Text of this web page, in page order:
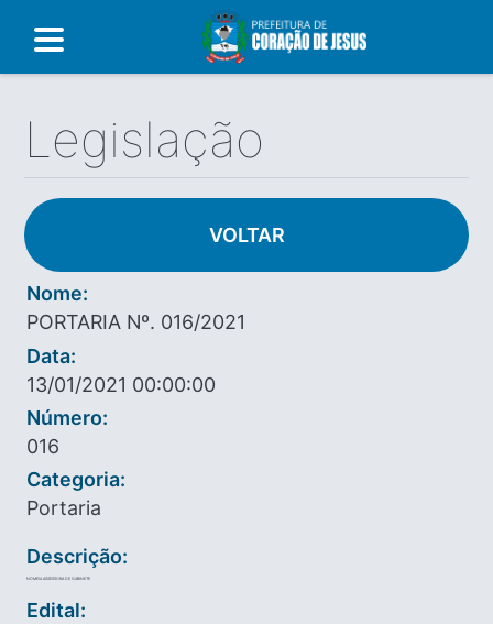
Legislação
VOLTAR
Nome:
PORTARIA Nº. 016/2021
Data:
13/01/2021 00:00:00
Número:
016
Categoria:
Portaria
Descrição:
NOMEIA ASSESSORA DE GABINETE
Edital: